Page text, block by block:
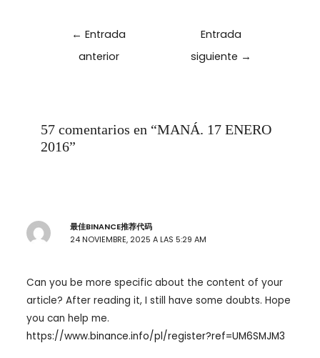
Navegación
← Entrada
anterior
Entrada
siguiente →
57 comentarios en “MANÁ. 17 ENERO
2016”
最佳BINANCE推荐代码
24 NOVIEMBRE, 2025 A LAS 5:29 AM
Can you be more specific about the content of your
article? After reading it, I still have some doubts. Hope
you can help me.
https://www.binance.info/pl/register?ref=UM6SMJM3